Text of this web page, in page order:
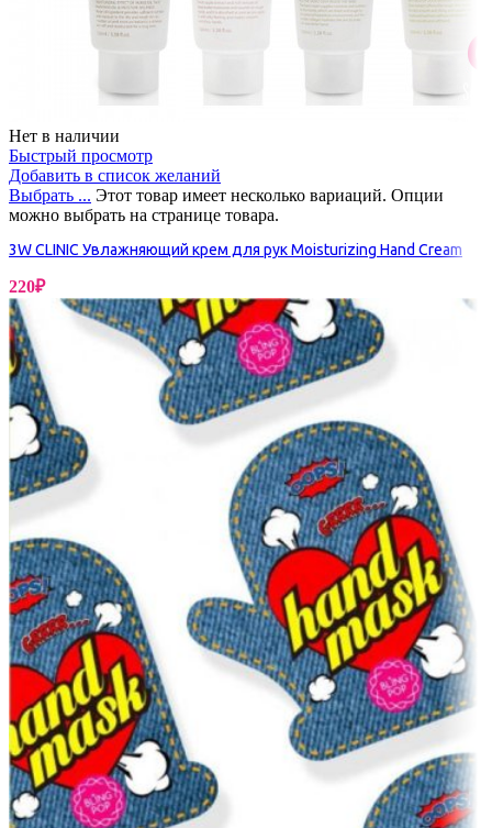
Нет в наличии
Быстрый просмотр
Добавить в список желаний
Выбрать ... Этот товар имеет несколько вариаций. Опции
можно выбрать на странице товара.
3W CLINIC Увлажняющий крем для рук Moisturizing Hand Cream
220₽